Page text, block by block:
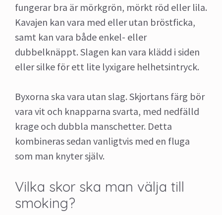
fungerar bra är mörkgrön, mörkt röd eller lila.
Kavajen kan vara med eller utan bröstficka,
samt kan vara både enkel- eller
dubbelknäppt. Slagen kan vara klädd i siden
eller silke för ett lite lyxigare helhetsintryck.
Byxorna ska vara utan slag. Skjortans färg bör
vara vit och knapparna svarta, med nedfälld
krage och dubbla manschetter. Detta
kombineras sedan vanligtvis med en fluga
som man knyter själv.
Vilka skor ska man välja till
smoking?